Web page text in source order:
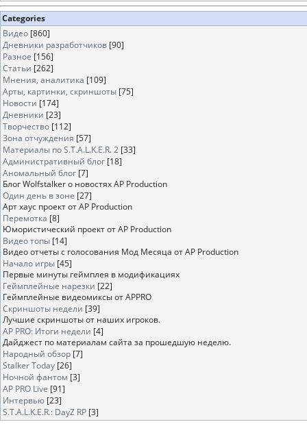
Categories
Видео [860]
Дневники разработчиков [90]
Разное [156]
Статьи [262]
Мнения, аналитика [109]
Арты, картинки, скриншоты [75]
Новости [174]
Дневники [23]
Творчество [112]
Зона отчуждения [57]
Материалы по S.T.A.L.K.E.R. 2 [33]
Административный блог [18]
Аномальный блог [7]
Блог Wolfstalker о новостях AP Production
Один день в зоне [27]
Арт хаус проект от AP Production
Перемотка [8]
Юмористический проект от AP Production
Видео топы [14]
Видео отчеты с голосования Мод Месяца от AP Production
Начало игры [45]
Первые минуты геймплея в модификациях
Геймплейные нарезки [22]
Геймплейные видеомиксы от APPRO
Скриншоты недели [39]
Лучшие скриншоты от наших игроков.
AP PRO: Итоги недели [4]
Дайджест по материалам сайта за прошедшую неделю.
Народный обзор [7]
Stalker Today [26]
Ночной фантом [3]
AP PRO Live [91]
Интервью [23]
S.T.A.L.K.E.R.: DayZ RP [3]